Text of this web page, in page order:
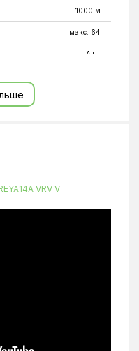
1000 м
макс. 64
A++
VRV V